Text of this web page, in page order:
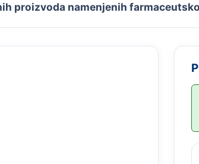
proizvoda namenjenih